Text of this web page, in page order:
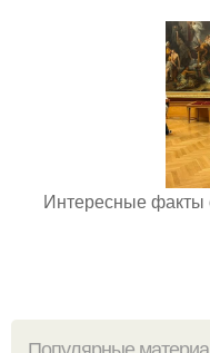
Интересные факты